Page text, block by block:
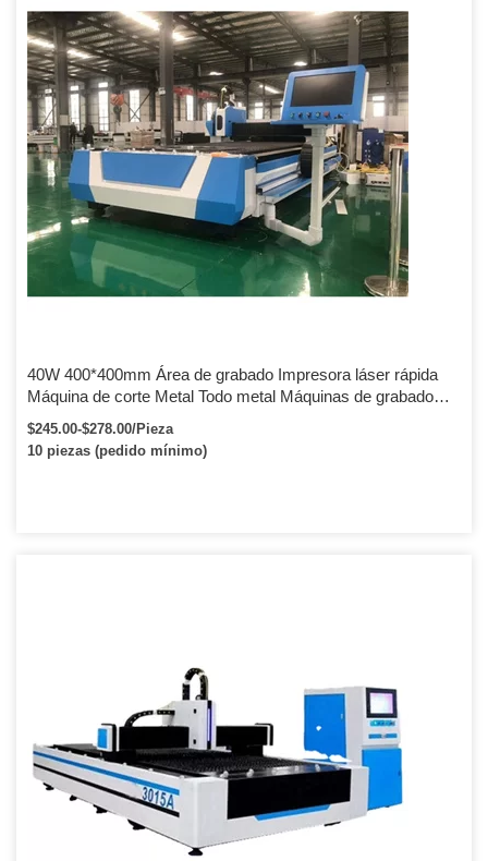
40W 400*400mm Área de grabado Impresora láser rápida
Máquina de corte Metal Todo metal Máquinas de grabado
láser portátiles
$245.00-$278.00/Pieza
10 piezas (pedido mínimo)